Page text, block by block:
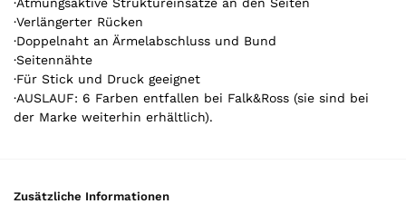
.
Y
o
u
r
t
·Verlängerter Rücken
·Doppelnaht an Ärmelabschluss und Bund
·Seitennähte
·Für Stick und Druck geeignet
·AUSLAUF: 6 Farben entfallen bei Falk&Ross (sie sind bei
der Marke weiterhin erhältlich).
Zusätzliche Informationen